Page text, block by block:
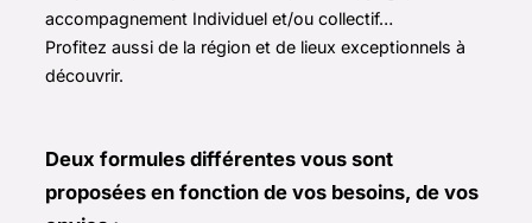
accompagnement Individuel et/ou collectif…
Profitez aussi de la région et de lieux exceptionnels à
découvrir.
Deux formules différentes vous sont
proposées en fonction de vos besoins, de vos